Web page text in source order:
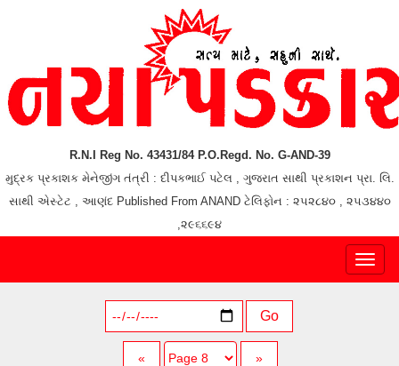
R.N.I Reg No. 43431/84 P.O.Regd. No. G-AND-39
મુદ્રક પ્રકાશક મેનેજીંગ તંત્રી : દીપકભાઈ પટેલ , ગુજરાત સાથી પ્રકાશન પ્રા. લિ.
સાથી એસ્ટેટ , આણંદ Published From ANAND ટેલિફોન : ૨૫૨૮૪૦ , ૨૫૩૪૪૦
,૨૯૬૬૯૪
Go
« »